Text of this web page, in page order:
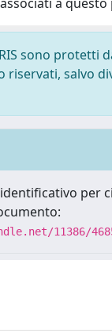
sono protetti
salvo
per
11386/